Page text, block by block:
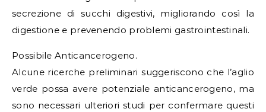
secrezione di succhi digestivi, migliorando così la
digestione e prevenendo problemi gastrointestinali.
Possibile Anticancerogeno.
Alcune ricerche preliminari suggeriscono che l’aglio
verde possa avere potenziale anticancerogeno, ma
sono necessari ulteriori studi per confermare questi